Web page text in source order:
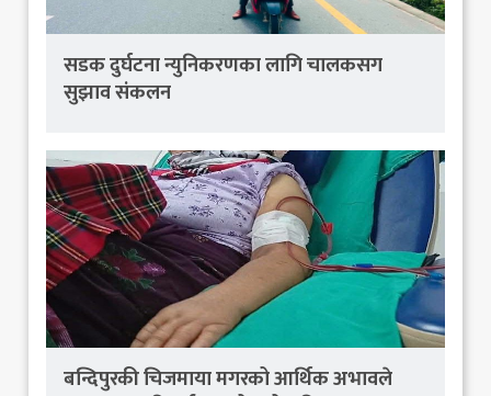
सडक दुर्घटना न्युनिकरणका लागि चालकसग
सुझाव संकलन
बन्दिपुरकी चिजमाया मगरको आर्थिक अभावले